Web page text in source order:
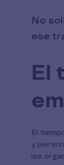
No
ese
El
El
y
las